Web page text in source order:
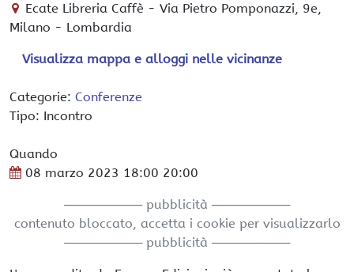
Ecate Libreria Caffè -Via Pietro Pomponazzi, 9e,
Milano - Lombardia
Visualizza mappa e alloggi nelle vicinanze
Categorie: Conferenze
Tipo: Incontro
Quando
08 marzo 2023 18:00 20:00
───────── pubblicità ─────────
contenuto bloccato, accetta i cookie per visualizzarlo
───────── pubblicità ─────────